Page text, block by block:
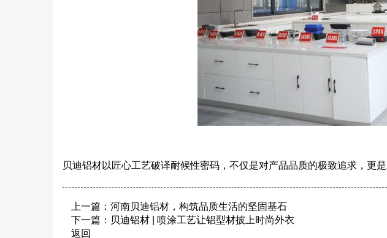
贝迪铝材以匠心工艺破译耐候性密码，不仅是对产品品质的极致追求，更
上一篇： 河南贝迪铝材，构筑品质生活的坚固基石
下一篇： 贝迪铝材 | 喷涂工艺让铝型材披上时尚外衣
返回